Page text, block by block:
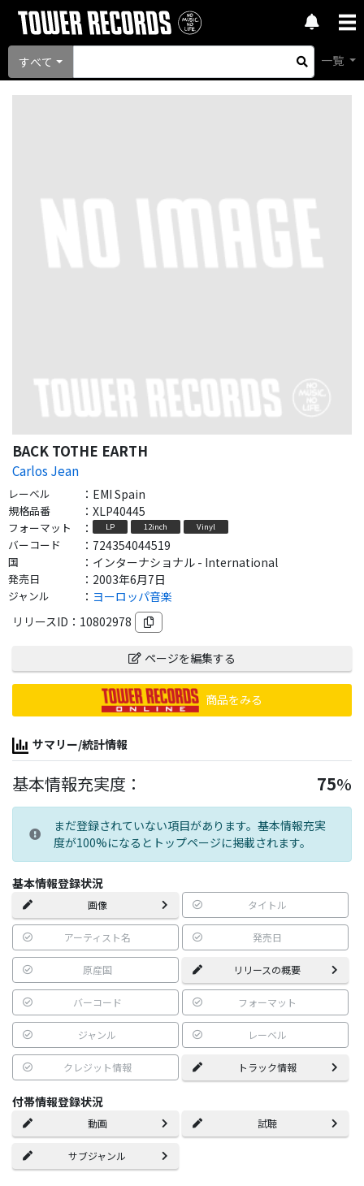
すべて 一覧
BACK TOTHE EARTH
Carlos Jean
レーベル ： EMI Spain
規格品番 ： XLP40445
フォーマット ： LP 12inch Vinyl
バーコード ： 724354044519
国 ： インターナショナル - International
発売日 ： 2003年6月7日
ジャンル ： ヨーロッパ音楽
リリースID： 10802978
ページを編集する
商品をみる
サマリー/統計情報
基本情報充実度： 75%
まだ登録されていない項目があります。基本情報充実
度が100%になるとトップページに掲載されます。
基本情報登録状況
画像 タイトル
アーティスト名 発売日
原産国 リリースの概要
バーコード フォーマット
ジャンル レーベル
クレジット情報 トラック情報
付帯情報登録状況
動画 試聴
サブジャンル